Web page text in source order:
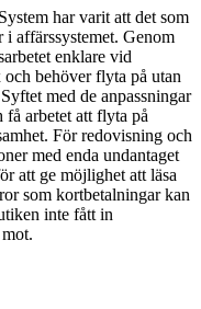
har varit att det som
affärssystemet. Genom
enklare vid
behöver flyta på utan
med de anpassningar
arbetet att flyta på
För redovisning och
med enda undantaget
att ge möjlighet att läsa
som kortbetalningar kan
inte fått in